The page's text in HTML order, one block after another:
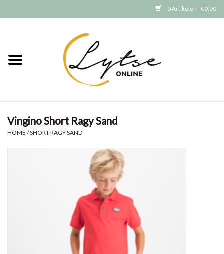
0 Artikelen - €0,00
Meisjes
GRATIS VERZENDEN (vanaf EUR
Vingino Short Ragy Sand
HOME /SHORT RAGY SAND